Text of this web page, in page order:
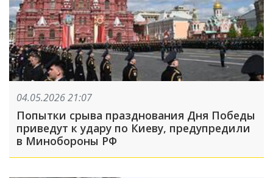
04.05.2026 21:07
Попытки срыва празднования Дня Победы
приведут к удару по Киеву, предупредили
в Минобороны РФ